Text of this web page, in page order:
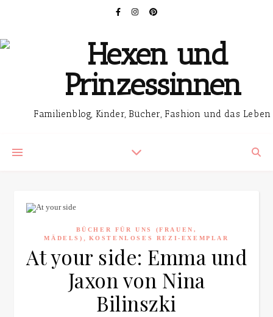
Familienblog, Kinder, Bücher, Fashion und das Leben
BÜCHER FÜR UNS (FRAUEN,
MÄDELS) , KOSTENLOSES REZI-EXEMPLAR
At your side: Emma und
Jaxon von Nina
Bilinszki